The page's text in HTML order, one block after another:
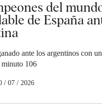
del
de España
ante los argentinos con
minuto 106
/ 07 / 2026